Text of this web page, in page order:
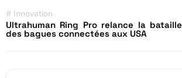
# Innovation
Ultrahuman Ring Pro relance la bataille
des bagues connectées aux USA